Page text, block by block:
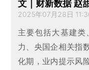
文｜财新数据 赵
2025年07月28日
主要包括大基建
力、央国企相关指
化期，业内提示风